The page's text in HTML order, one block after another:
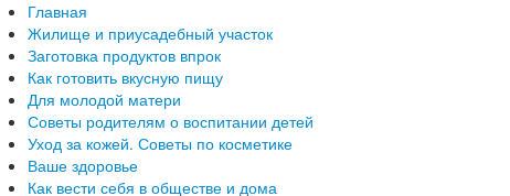
Главная
Жилище и приусадебный участок
Заготовка продуктов впрок
Как готовить вкусную пищу
Для молодой матери
Советы родителям о воспитании детей
Уход за кожей. Советы по косметике
Ваше здоровье
Как вести себя в обществе и дома